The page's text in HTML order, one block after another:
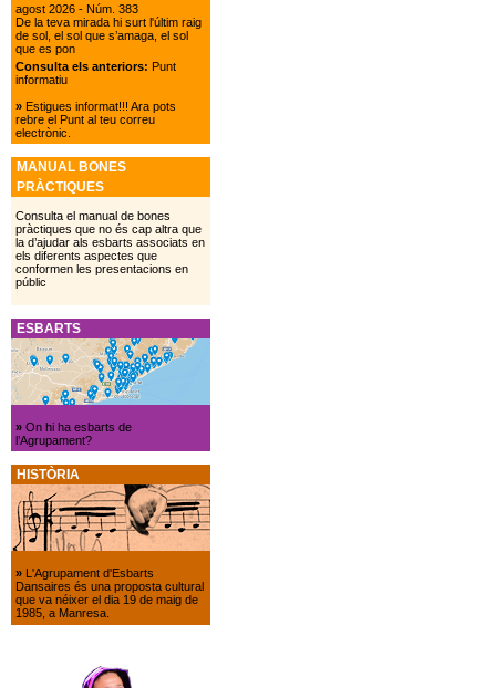
agost 2026 - Núm. 383
De la teva mirada hi surt l'últim raig
de sol, el sol que s’amaga, el sol
que es pon
Consulta els anteriors: Punt
informatiu
»Estigues informat!!! Ara pots
rebre el Punt al teu correu
electrònic.
MANUAL BONES
PRÀCTIQUES
Consulta el manual de bones
pràctiques que no és cap altra que
la d’ajudar als esbarts associats en
els diferents aspectes que
conformen les presentacions en
públic
ESBARTS
»On hi ha esbarts de
l’Agrupament?
HISTÒRIA
» L'Agrupament d'Esbarts
Dansaires és una proposta cultural
que va néixer el dia 19 de maig de
1985, a Manresa.